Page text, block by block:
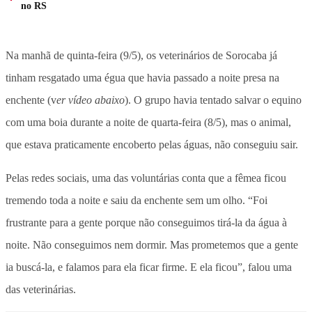
no RS
Na manhã de quinta-feira (9/5), os veterinários de Sorocaba já
tinham resgatado uma égua que havia passado a noite presa na
enchente (ver vídeo abaixo). O grupo havia tentado salvar o equino
com uma boia durante a noite de quarta-feira (8/5), mas o animal,
que estava praticamente encoberto pelas águas, não conseguiu sair.
Pelas redes sociais, uma das voluntárias conta que a fêmea ficou
tremendo toda a noite e saiu da enchente sem um olho. “Foi
frustrante para a gente porque não conseguimos tirá-la da água à
noite. Não conseguimos nem dormir. Mas prometemos que a gente
ia buscá-la, e falamos para ela ficar firme. E ela ficou”, falou uma
das veterinárias.